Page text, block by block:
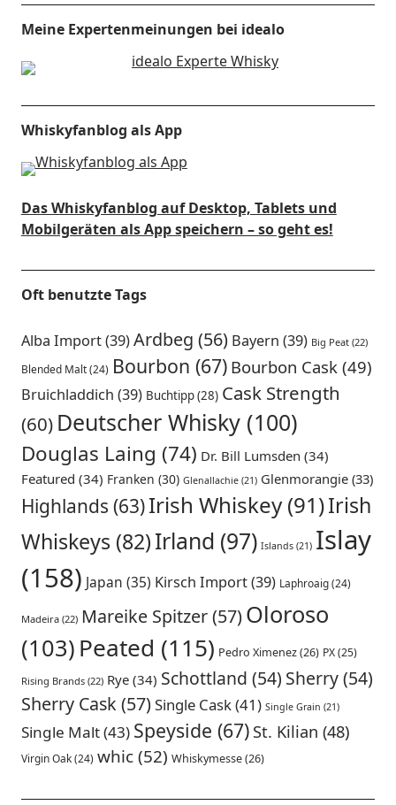
Meine Expertenmeinungen bei idealo
Whiskyfanblog als App
Das Whiskyfanblog auf Desktop, Tablets und
Mobilgeräten als App speichern – so geht es!
Oft benutzte Tags
Alba Import(39)Ardbeg (56) Bayern (39) Big Peat(22)
Blended Malt(24) Bourbon (67) Bourbon Cask(49)
Bruichladdich (39) Buchtipp(28) Cask Strength
(60) Deutscher Whisky(100)
Douglas Laing (74) Dr. Bill Lumsden (34)
Featured (34) Franken (30) Glenallachie(21) Glenmorangie(33)
Highlands (63)Irish Whiskey(91)Irish
Whiskeys (82)Irland (97) Islands(21) Islay
(158) Japan (35) Kirsch Import(39) Laphroaig(24)
Madeira(22) Mareike Spitzer(57)Oloroso
(103) Peated (115) Pedro Ximenez(26) PX(25)
Rising Brands(22) Rye(34) Schottland (54) Sherry(54)
Sherry Cask (57)Single Cask(41) Single Grain (21)
Single Malt(43) Speyside (67) St. Kilian (48)
Virgin Oak(24) whic(52) Whiskymesse(26)